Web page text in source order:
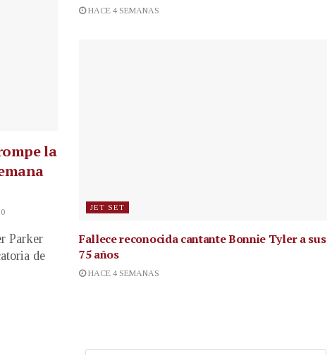
la
0
Parker
de
HACE 4 SEMANAS
JET SET
Fallece reconocida cantanteBonnie Tyler a sus
75 años
HACE 4 SEMANAS